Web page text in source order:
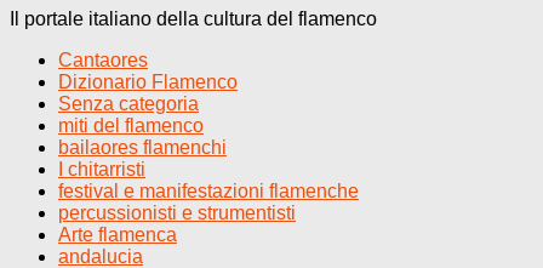
Il portale italiano della cultura del flamenco
Cantaores
Dizionario Flamenco
Senza categoria
miti del flamenco
bailaores flamenchi
I chitarristi
festival e manifestazioni flamenche
percussionisti e strumentisti
Arte flamenca
andalucia